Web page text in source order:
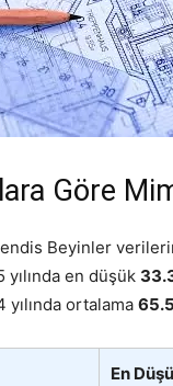
Göre
Beyinler
yılında en düşük
yılında ortalama
En